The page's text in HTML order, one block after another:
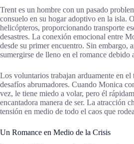
Trent es un hombre con un pasado
consuelo en su hogar adoptivo en la isla.
helicópteros, proporcionando transporte
desastres. La conexión emocional entre
desde su primer encuentro. Sin embargo,
sumergirse de lleno en el romance debido
Los voluntarios trabajan arduamente en el
desafíos abrumadores. Cuando Monica
vez, le tiene miedo a volar, pero él
encantadora manera de ser. La atracción
tensión en medio de todo el caos que
Un Romance en Medio de la Crisis